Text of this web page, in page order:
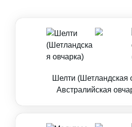
Шелти (Шетландская
Австралийская